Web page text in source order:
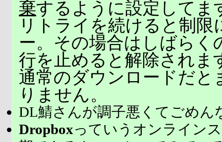
棄するように設定してま
リトライを続けると制限
ー。その場合はしばらく
行を止めると解除されま
通常のダウンロードだと
りません。
DL鯖さんが調子悪くてごめん
Dropboxっていうオンライン